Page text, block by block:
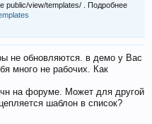
public/view/templates/ . Подробнее
не обновляются. в демо у Вас
много не рабочих. Как
на форуме. Может для другой
шаблон в список?